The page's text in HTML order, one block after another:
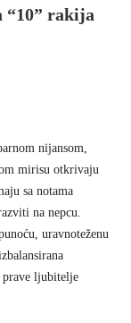
“10” rakija
nijansom,
mirisu otkrivaju
sa notama
na nepcu.
uravnoteženu
prave ljubitelje